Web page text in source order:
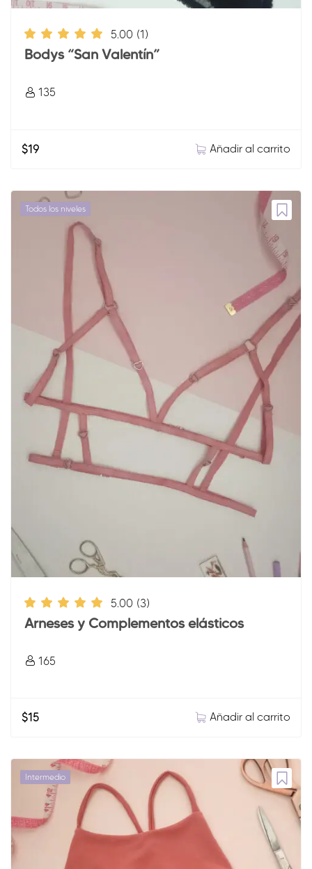
5.00 (1)
Bodys “San Valentín”
135
$19 Añadir al carrito
Todos los niveles
5.00 (3)
Arneses y Complementos elásticos
165
$15 Añadir al carrito
Intermedio